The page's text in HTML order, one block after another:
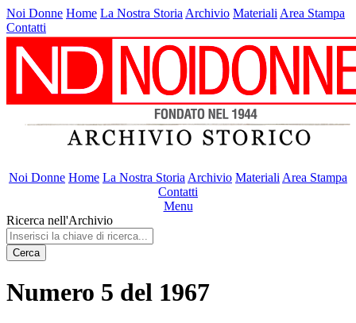
Noi Donne Home La Nostra Storia Archivio Materiali Area Stampa
Contatti
Noi Donne Home La Nostra Storia Archivio Materiali Area Stampa
Contatti
Menu
Ricerca nell'Archivio
Cerca
Numero 5 del 1967